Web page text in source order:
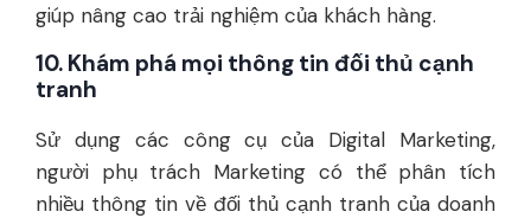
giúp nâng cao trải nghiệm của khách hàng.
10. Khám phá mọi thông tin đối thủ cạnh
tranh
Sử dụng các công cụ của Digital Marketing,
người phụ trách Marketing có thể phân tích
nhiều thông tin về đối thủ cạnh tranh của doanh